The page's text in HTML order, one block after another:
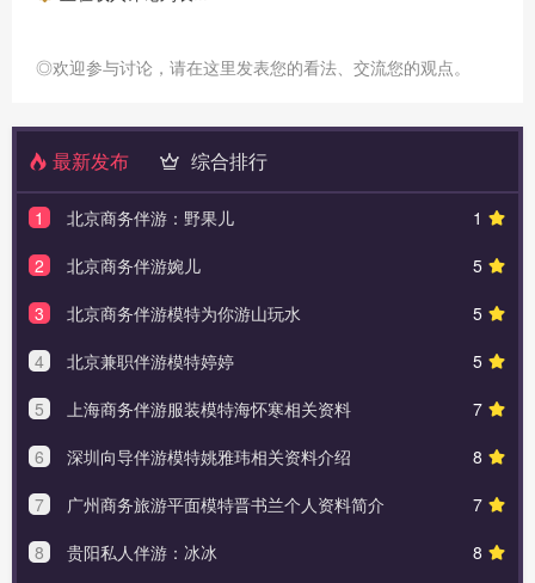
◎欢迎参与讨论，请在这里发表您的看法、交流您的观点。
最新发布 综合排行
1
1
北京商务伴游：野果儿
5
2
北京商务伴游婉儿
5
3
北京商务伴游模特为你游山玩水
5
4
北京兼职伴游模特婷婷
7
5
上海商务伴游服装模特海怀寒相关资料
8
6
深圳向导伴游模特姚雅玮相关资料介绍
7
7
广州商务旅游平面模特晋书兰个人资料简介
8
8
贵阳私人伴游：冰冰